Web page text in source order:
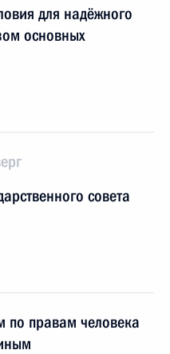
для надёжного
основных
совета
по правам человека